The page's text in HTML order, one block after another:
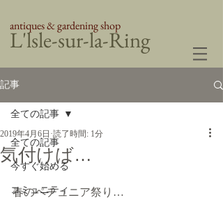
​L'lsle-sur-la-Ring
antiques & gardening shop
記事
全ての記事
今すぐ始める
コミュニティ
全ての記事
気付けば…
2019年4月6日 読了時間: 1分
春のペチュニア祭り…